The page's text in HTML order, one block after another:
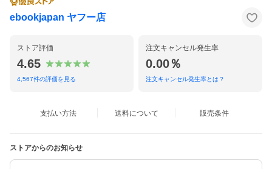
ebookjapan ヤフー店
ストア評価
4.65
4,567件の評価を見る
注文キャンセル発生率
0.00％
注文キャンセル発生率とは？
支払い方法 送料について 販売条件
ストアからのお知らせ